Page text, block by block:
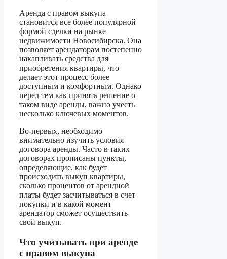
Аренда с правом выкупа
становится все более популярной
формой сделки на рынке
недвижимости Новосибирска. Она
позволяет арендаторам постепенно
накапливать средства для
приобретения квартиры, что
делает этот процесс более
доступным и комфортным. Однако
перед тем как принять решение о
таком виде аренды, важно учесть
несколько ключевых моментов.
Во-первых, необходимо
внимательно изучить условия
договора аренды. Часто в таких
договорах прописаны пункты,
определяющие, как будет
происходить выкуп квартиры,
сколько процентов от арендной
платы будет засчитываться в счет
покупки и в какой момент
арендатор сможет осуществить
свой выкуп.
Что учитывать при аренде
с правом выкупа